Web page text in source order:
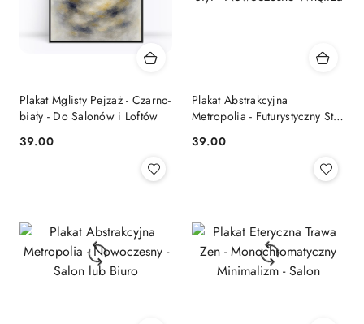
Plakat Mglisty Pejzaż - Czarno-
biały - Do Salonów i Loftów
Cena:
39.00
Plakat Abstrakcyjna
Metropolia - Futurystyczny Styl
Cena:
39.00